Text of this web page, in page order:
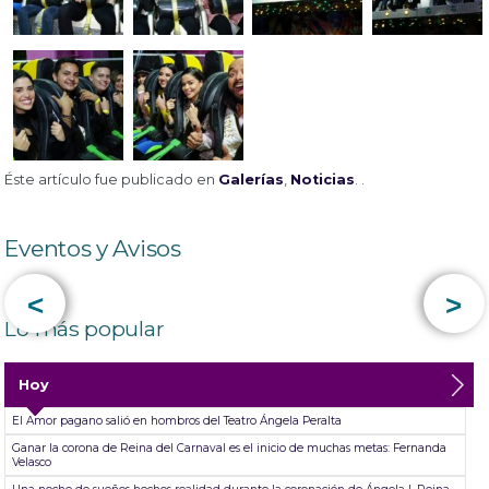
Éste artículo fue publicado en Galerías, Noticias. .
Eventos y Avisos
< >
Lo más popular
Hoy
El Amor pagano salió en hombros del Teatro Ángela Peralta
Ganar la corona de Reina del Carnaval es el inicio de muchas metas: Fernanda
Velasco